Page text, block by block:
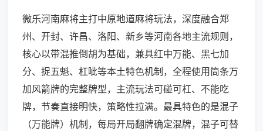
微乐河南麻将主打中原地道麻将玩法，深度融合郑
州、开封、许昌、洛阳、新乡等河南各地主流规则，
核心以带混推倒胡为基础，兼具红中万能、黑七加
分、捉五魁、杠呲等本土特色机制，全程使用筒条万
加风箭牌的完整牌型，主流玩法可碰可杠、不能吃
牌，节奏直接明快，策略性拉满。最具特色的是混子
（万能牌）机制，每局开局翻牌确定混牌，混子可替